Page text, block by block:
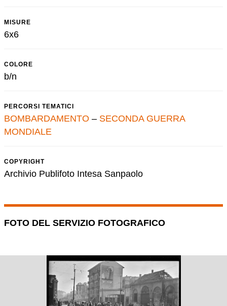
MISURE
6x6
COLORE
b/n
PERCORSI TEMATICI
BOMBARDAMENTO – SECONDA GUERRA
MONDIALE
COPYRIGHT
Archivio Publifoto Intesa Sanpaolo
FOTO DEL SERVIZIO FOTOGRAFICO